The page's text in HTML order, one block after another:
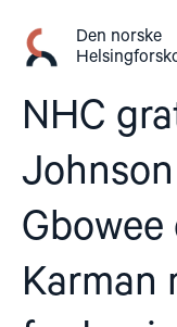
innhold
Den norske
NHC
Gbowee
Karman